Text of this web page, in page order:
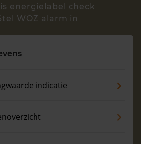
- 08:00 -18:00
energielabel check
WOZ alarm in
indicatie